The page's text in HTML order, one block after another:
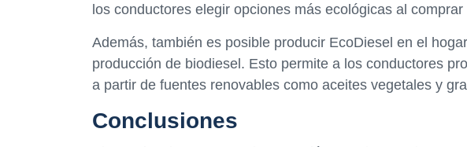
los conductores elegir opciones más ecológicas al
Además, también es posible producir EcoDiesel en el
producción de biodiesel. Esto permite a los conductores
a partir de fuentes renovables como aceites vegetales y
Conclusiones